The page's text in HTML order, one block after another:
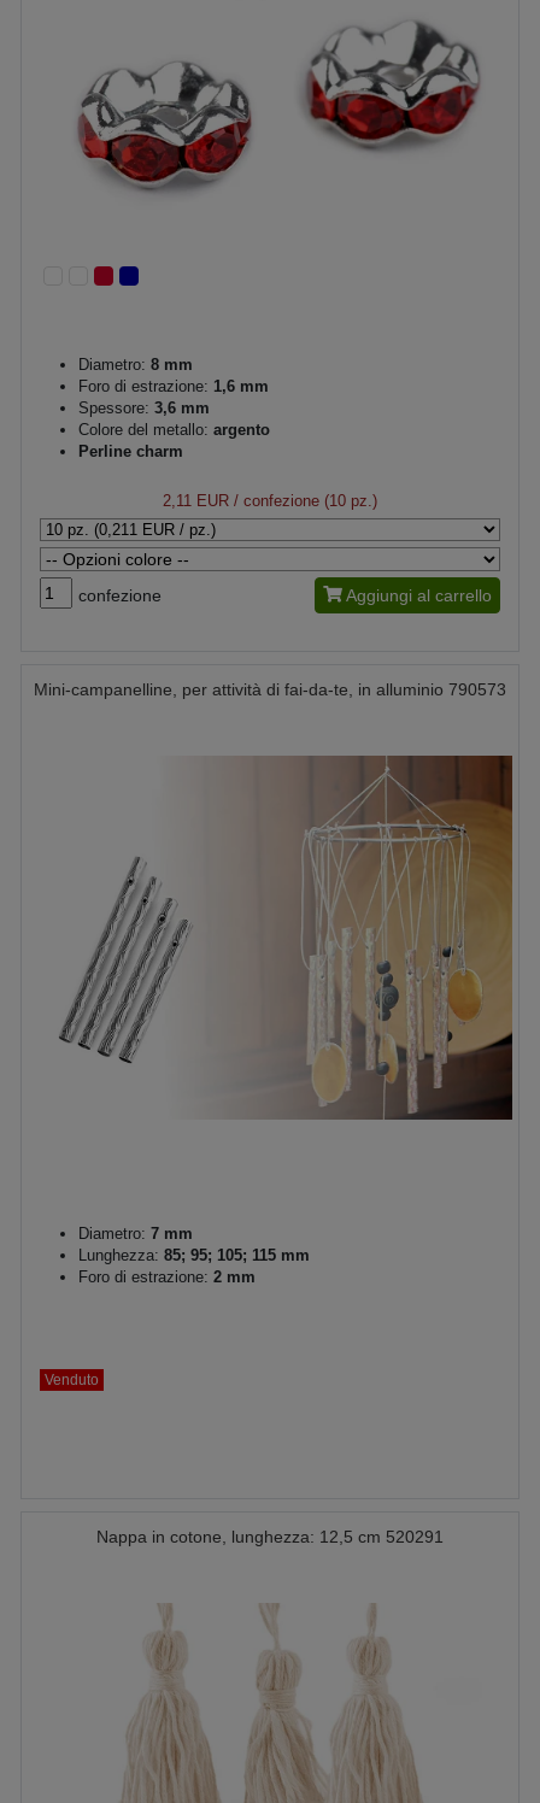
Diametro: 8 mm
Foro di estrazione: 1,6 mm
Spessore: 3,6 mm
Colore del metallo: argento
Perline charm
2,11 EUR / confezione (10 pz.)
confezione Aggiungi al carrello
Mini-campanelline, per attività di fai-da-te, in alluminio 790573
Diametro: 7 mm
Lunghezza: 85; 95; 105; 115 mm
Foro di estrazione: 2 mm
Venduto
Nappa in cotone, lunghezza: 12,5 cm 520291